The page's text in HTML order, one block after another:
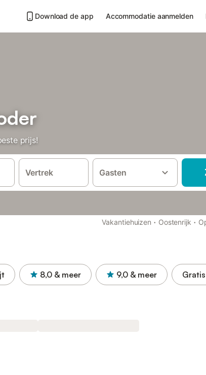
Download de app Accommodatie aanmelden
prijs!
Vertrek Gasten
Vakantiehuizen · Oostenrijk ·
8,0 & meer 9,0 & meer